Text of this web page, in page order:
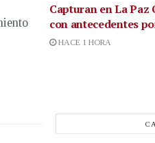
Capturan en La Paz
con antecedentes
HACE 1 HORA